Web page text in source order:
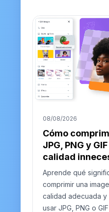
08/08/2026
Cómo
JPG, PNG y
calidad
Aprende qué
comprimir una
calidad adecuada
usar JPG, PNG o